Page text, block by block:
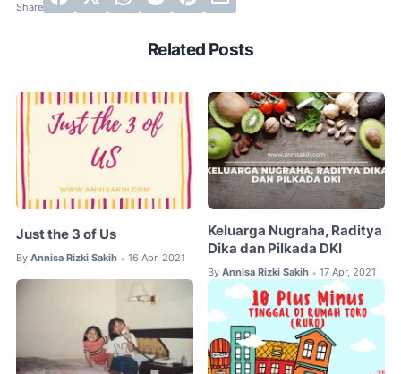
Related Posts
Just the 3 of Us
By Annisa Rizki Sakih • 16 Apr, 2021
Keluarga Nugraha, Raditya
Dika dan Pilkada DKI
By Annisa Rizki Sakih • 17 Apr, 2021